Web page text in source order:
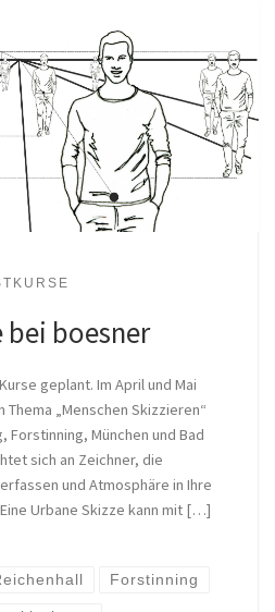
bei boesner
geplant. Im April und Mai
Thema „Menschen Skizzieren“
Forstinning, München und Bad
sich an Zeichner, die
und Atmosphäre in Ihre
Urbane Skizze kann mit […]
Forstinning